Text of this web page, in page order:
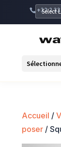
+32 2
Accueil /
poser/